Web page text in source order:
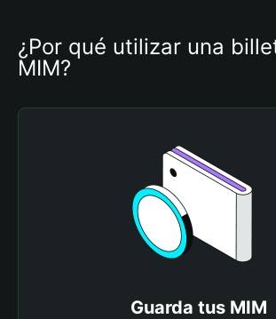
¿Por qué utilizar una
MIM?
Guarda tus MIM